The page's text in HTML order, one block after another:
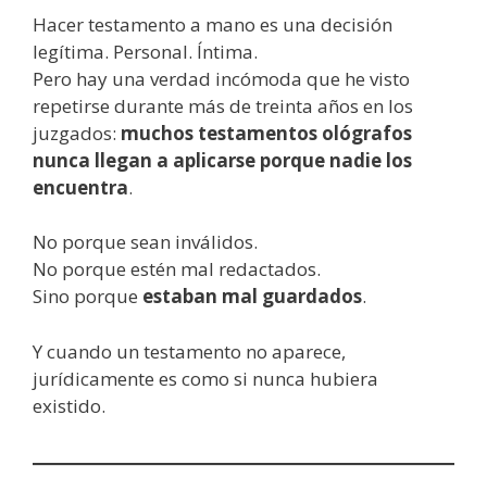
Hacer testamento a mano es una decisión
legítima. Personal. Íntima.
Pero hay una verdad incómoda que he visto
repetirse durante más de treinta años en los
juzgados: muchos testamentos ológrafos
nunca llegan a aplicarse porque nadie los
encuentra.
No porque sean inválidos.
No porque estén mal redactados.
Sino porque estaban mal guardados.
Y cuando un testamento no aparece,
jurídicamente es como si nunca hubiera
existido.